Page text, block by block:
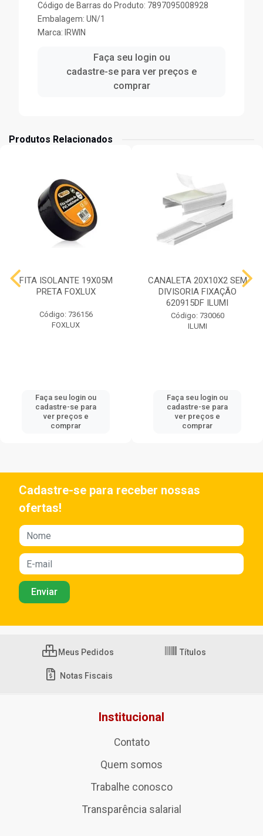
Código de Barras do Produto: 7897095008928
Embalagem: UN/1
Marca: IRWIN
Faça seu login ou
cadastre-se para ver preços e
comprar
Produtos Relacionados
FITA ISOLANTE 19X05M
PRETA FOXLUX
Código: 736156
FOXLUX
Faça seu login ou
cadastre-se para
ver preços e
comprar
CANALETA 20X10X2 SEM
DIVISORIA FIXAÇÃO
620915DF ILUMI
Código: 730060
ILUMI
Faça seu login ou
cadastre-se para
ver preços e
comprar
Cadastre-se para receber nossas
ofertas!
Meus Pedidos Títulos
Notas Fiscais
Institucional
Contato
Quem somos
Trabalhe conosco
Transparência salarial